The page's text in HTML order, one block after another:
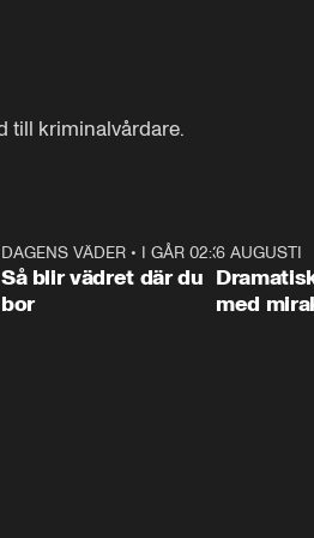
till kriminalvårdare.
1:06
DAGENS VÄDER• I GÅR 02:30
Så blir vädret där du
bor
6 AUGUSTI
med